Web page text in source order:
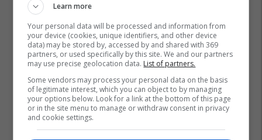
Learn more
Your personal data will be processed and information from
your device (cookies, unique identifiers, and other device
data) may be stored by, accessed by and shared with 369
partners, or used specifically by this site. We and our partners
may use precise geolocation data. List of partners.
Some vendors may process your personal data on the basis
of legitimate interest, which you can object to by managing
your options below. Look for a link at the bottom of this page
or in the site menu to manage or withdraw consent in privacy
and cookie settings.